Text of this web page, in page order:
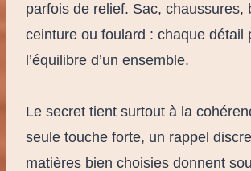
parfois de relief. Sac, chaussures,
ceinture ou foulard : chaque détail
l’équilibre d’un ensemble.
Le secret tient surtout à la
seule touche forte, un rappel
matières bien choisies donnent